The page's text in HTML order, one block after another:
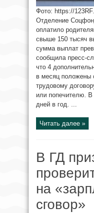
Фото: https://
Отделение
оплатило
свыше 150 тысяч
сумма выплат
сообщила пресс-
что 4
в месяц положены
трудовому
или попечителю.
дней в год. ...
Читать далее »
В ГД
на
сговор»